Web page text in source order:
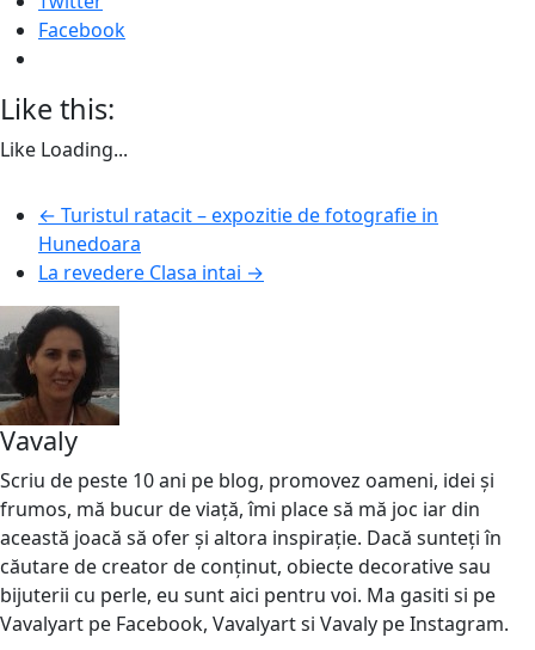
Facebook
Like this:
Like Loading...
← Turistul ratacit – expozitie de fotografie in
Hunedoara
La revedere Clasa intai →
Vavaly
Scriu de peste 10 ani pe blog, promovez oameni, idei și
frumos, mă bucur de viață, îmi place să mă joc iar din
această joacă să ofer și altora inspirație. Dacă sunteți în
căutare de creator de conținut, obiecte decorative sau
bijuterii cu perle, eu sunt aici pentru voi. Ma gasiti si pe
Vavalyart pe Facebook, Vavalyart si Vavaly pe Instagram.